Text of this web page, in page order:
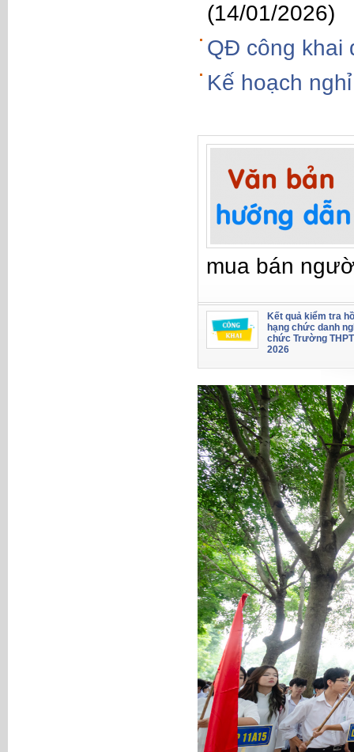
(14/01/2026)
QĐ công khai
Kế hoạch
mua bán
Kết quả kiểm tra
hạng chức danh
chức Trường
2026